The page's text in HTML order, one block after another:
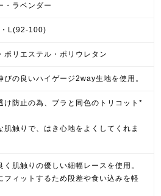
・ラベンダー
L(92-100)
ポリエステル・ポリウレタン
びの良いハイゲージ2way生地を使用。
け防止の為、ブラと同色のトリコット*
肌触りで、はき心地をよくしてくれま
く肌触りの優しい細幅レースを使用。
フィットするため段差や食い込みを軽